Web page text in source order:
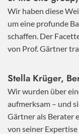
Wir haben diese
um eine profunde
schaffen. Der
von Prof. Gärtner
Stella Krüger,
Wir wurden über
aufmerksam – und
Gärtner als Berater
von seiner